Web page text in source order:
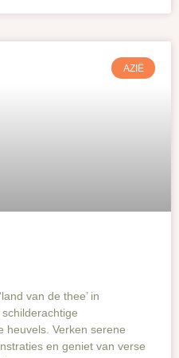
AZIË
van de thee’ in
heuvels. Verken serene
en geniet van verse